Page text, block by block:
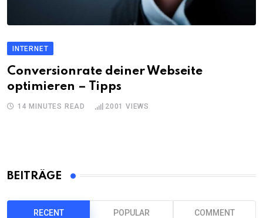
INTERNET
Conversionrate deiner Webseite
optimieren – Tipps
14 MINUTES READ 2001 VIEWS
BEITRÄGE
RECENT POPULAR COMMENT